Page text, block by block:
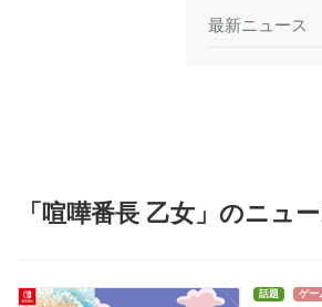
最新ニュース
「喧嘩番長 乙女」のニュ
話題 ゲー